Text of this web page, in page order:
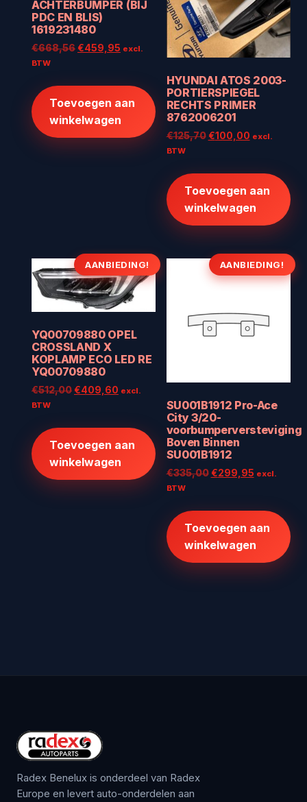
ACHTERBUMPER (BIJ
PDC EN BLIS)
1619231480
€668,56Oorspronkelijke
€459,95 Huidige
€459,95.
excl.
BTW
Toevoegen aan
winkelwagen
HYUNDAI ATOS 2003-
PORTIERSPIEGEL
RECHTS PRIMER
8762006201
€125,70 Oorspronkelijke
€100,00Huidige
€100,00.
excl.
BTW
Toevoegen aan
winkelwagen
AANBIEDING!
YQ00709880 OPEL
CROSSLAND X
KOPLAMP ECO LED RE
YQ00709880
€512,00Oorspronkelijke
€409,60 Huidige
€409,60.
excl.
BTW
Toevoegen aan
winkelwagen
AANBIEDING!
SU001B1912 Pro-Ace
City 3/20-
voorbumperversteviging
Boven Binnen
SU001B1912
€335,00 Oorspronkelijke
€299,95Huidige
€299,95.
excl.
BTW
Toevoegen aan
winkelwagen
Radex Benelux is onderdeel van Radex
Europe en levert auto-onderdelen aan